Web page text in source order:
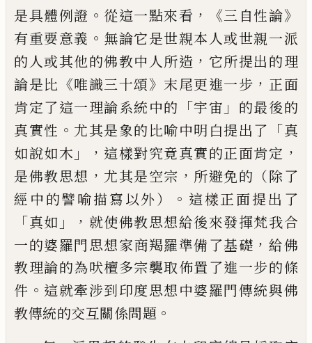
是具體例證 。 從這一點來看 ， 《三自性論》
有重要意義 。 無論它是世親本人或世親一派
的人或其他的佛教中人所造 ， 它所提出的理
論是比 《唯識三十頌》 末尾更進一步 ， 正面
肯定了這一理論系統中的 「宇宙 」 的最後的
真實性 。 尤其是象的比喻中明白提出了 「真
如說如木 」， 這樣對究竟真實的正面肯定 ，
是佛教思想 ， 尤其是空宗 ， 所避免的（除了
經中的譬喻描寫以外）
。 這樣正面提出了
「真如 」， 就使佛教思想給後來發揮梵我合
一的婆羅門思想家商羯羅準備了基礎 ， 給佛
教理論的為吠檀多宗襲取佈置了進一步的條
件 。 這就牽涉到印度思想中婆羅門傳統與佛
教傳統的交互關係問題 。